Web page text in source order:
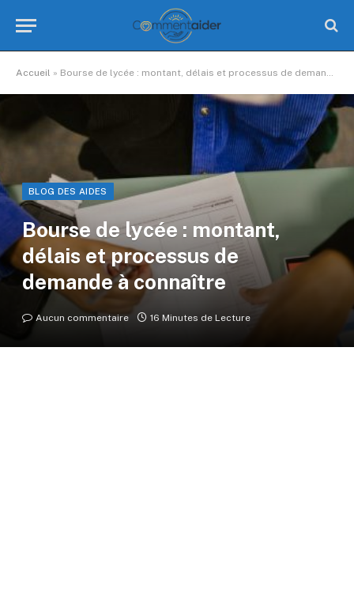
Accueil » Bourse de lycée : montant, délais et processus de demande à connaître
BLOG DES AIDES
Bourse de lycée : montant,
délais et processus de
demande à connaître
Aucun commentaire 16 Minutes de Lecture